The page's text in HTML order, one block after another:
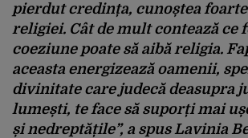
pierdut credința, cunoștea
religiei. Cât de mult contează ce
coeziune poate să aibă religia.
aceasta energizează oamenii,
divinitate care judecă deasupra
lumești, te face să suporți mai
și nedreptățile”, a spus Lavinia